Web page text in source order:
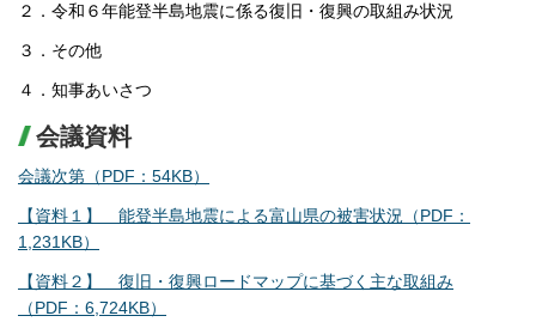
２．令和６年能登半島地震に係る復旧・復興の取組み状況
３．その他
４．知事あいさつ
会議資料
会議次第（PDF：54KB）
【資料１】 能登半島地震による富山県の被害状況（PDF：
1,231KB）
【資料２】 復旧・復興ロードマップに基づく主な取組み
（PDF：6,724KB）